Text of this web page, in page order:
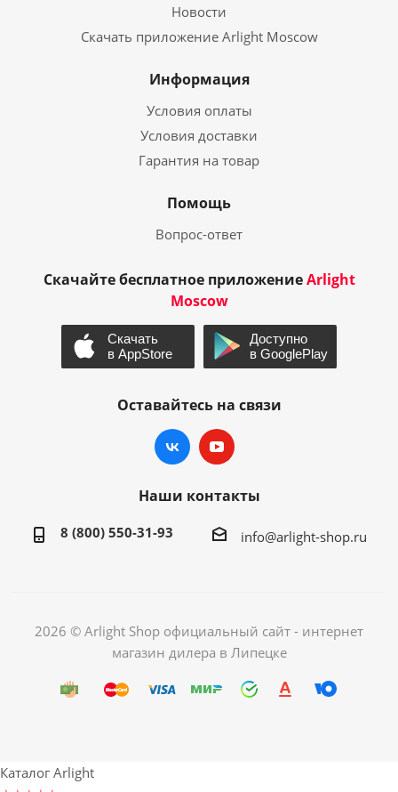
Новости
Скачать приложение Arlight Moscow
Информация
Условия оплаты
Условия доставки
Гарантия на товар
Помощь
Вопрос-ответ
Скачайте бесплатное приложениеArlight
Moscow
Оставайтесь на связи
Наши контакты
8 (800) 550-31-93 info@arlight-shop.ru
2026 © Arlight Shop официальный сайт - интернет
магазин дилера в Липецке
Каталог Arlight